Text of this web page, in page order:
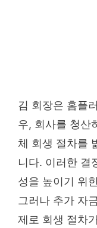
김 회장은 홈플
우, 회사를 청산
체 회생 절차를
니다. 이러한 결
성을 높이기 위
그러나 추가 자
제로 회생 절차